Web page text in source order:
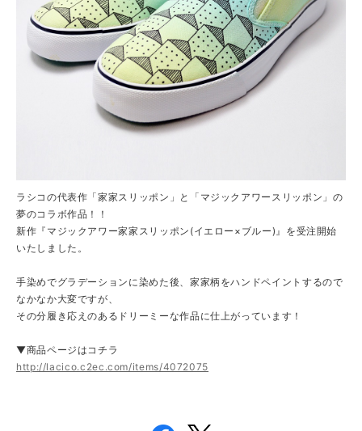
ラシコの代表作「家家スリッポン」と「マジックアワースリッポン」の
夢のコラボ作品！！
新作『マジックアワー家家スリッポン(イエロー×ブルー)』を受注開始
いたしました。
手染めでグラデーションに染めた後、家家柄をハンドペイントするので
なかなか大変ですが、
その分履き応えのあるドリーミーな作品に仕上がっています！
▼商品ページはコチラ
http://lacico.c2ec.com/items/4072075